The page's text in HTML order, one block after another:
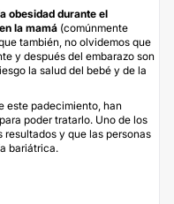
obesidad durante el
la mamá (comúnmente
también, no olvidemos que
y después del embarazo son
la salud del bebé y de la
este padecimiento, han
poder tratarlo. Uno de los
resultados y que las personas
bariátrica.